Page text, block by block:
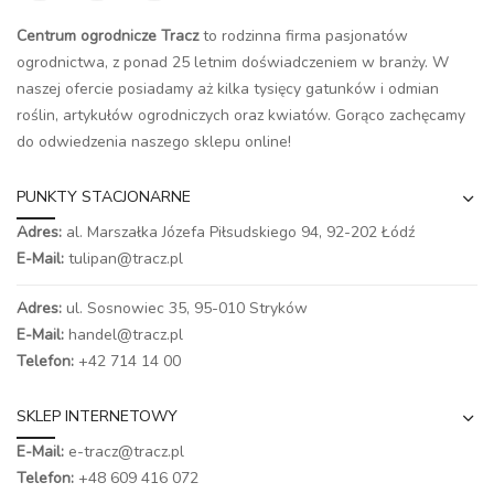
Centrum ogrodnicze Traczto rodzinna firma pasjonatów
ogrodnictwa, z ponad 25 letnim doświadczeniem w branży. W
naszej ofercie posiadamy aż kilka tysięcy gatunków i odmian
roślin, artykułów ogrodniczych oraz kwiatów. Gorąco zachęcamy
do odwiedzenia naszego sklepu online!
PUNKTY STACJONARNE
Adres: al. Marszałka Józefa Piłsudskiego 94, 92-202 Łódź
E-Mail: tulipan@tracz.pl
Adres: ul. Sosnowiec 35, 95-010 Stryków
E-Mail: handel@tracz.pl
Telefon: +42 714 14 00
SKLEP INTERNETOWY
E-Mail: e-tracz@tracz.pl
Telefon: +48 609 416 072